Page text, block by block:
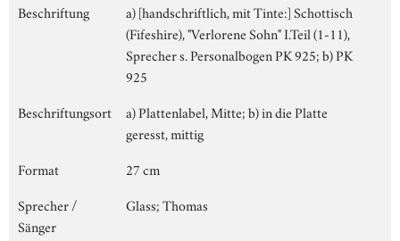
Beschriftung
a) [handschriftlich, mit Tinte:] Schottisch
(Fifeshire), "Verlorene Sohn" I.Teil (1-11),
Sprecher s. Personalbogen PK 925; b) PK
925
Beschriftungsort
a) Plattenlabel, Mitte; b) in die Platte
geresst, mittig
Format
27 cm
Sprecher /
Sänger
Glass; Thomas